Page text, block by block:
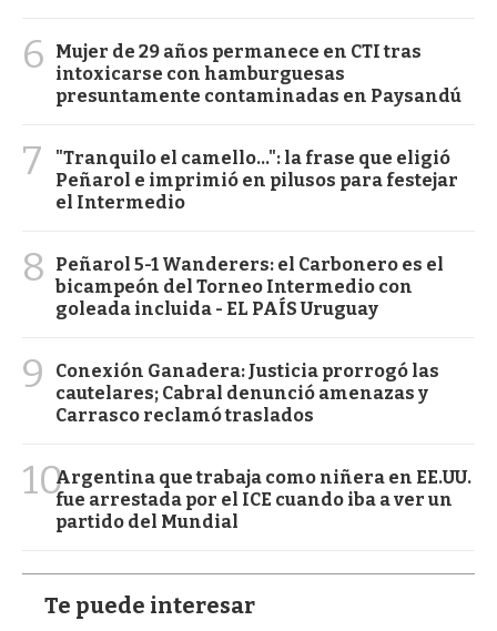
6
Mujer de 29 años permanece en CTI tras
intoxicarse con hamburguesas
presuntamente contaminadas en Paysandú
7
"Tranquilo el camello...": la frase que eligió
Peñarol e imprimió en pilusos para festejar
el Intermedio
8
Peñarol 5-1 Wanderers: el Carbonero es el
bicampeón del Torneo Intermedio con
goleada incluida - EL PAÍS Uruguay
9
Conexión Ganadera: Justicia prorrogó las
cautelares; Cabral denunció amenazas y
Carrasco reclamó traslados
10Argentina que trabaja como niñera en EE.UU.
fue arrestada por el ICE cuando iba a ver un
partido del Mundial
Te puede interesar